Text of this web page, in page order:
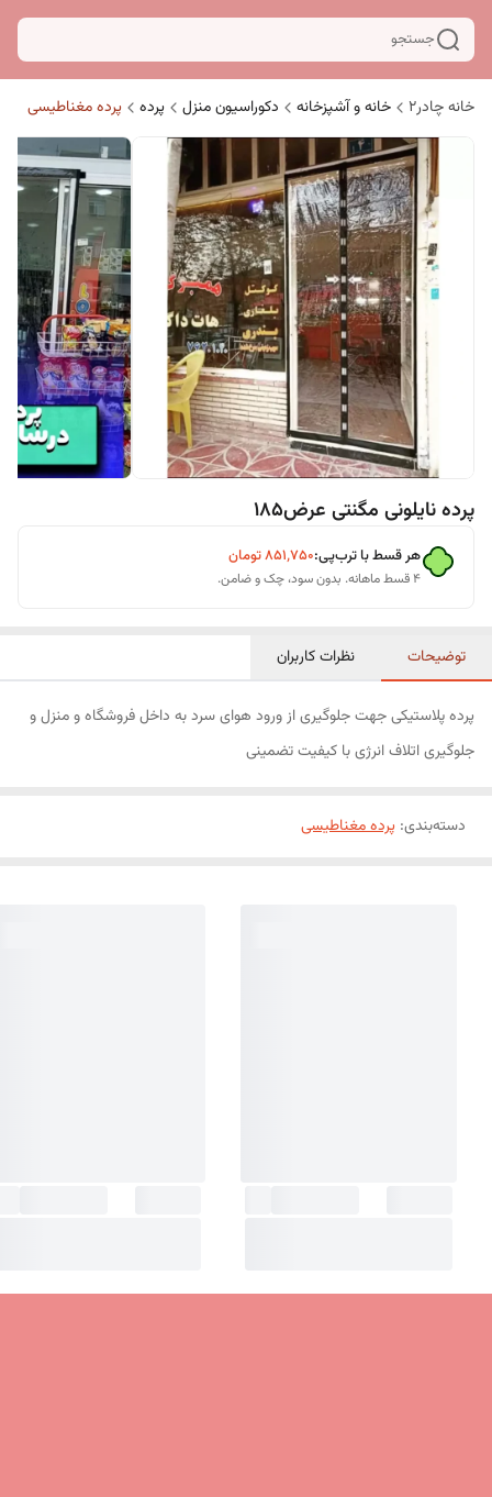
جستجو
خانه چادر۲ خانه و آشپزخانه دکوراسیون منزل پرده پرده مغناطیسی
پرده نایلونی مگنتی عرض185
هر قسط با ترب‌پی:۸۵۱٬۷۵۰تومان
۴ قسط ماهانه. بدون سود، چک و ضامن.
توضیحات نظرات کاربران
پرده پلاستیکی جهت جلوگیری از ورود هوای سرد به داخل فروشگاه و منزل و
جلوگیری اتلاف انرژی با کیفیت تضمینی
دسته‌بندی: پرده مغناطیسی